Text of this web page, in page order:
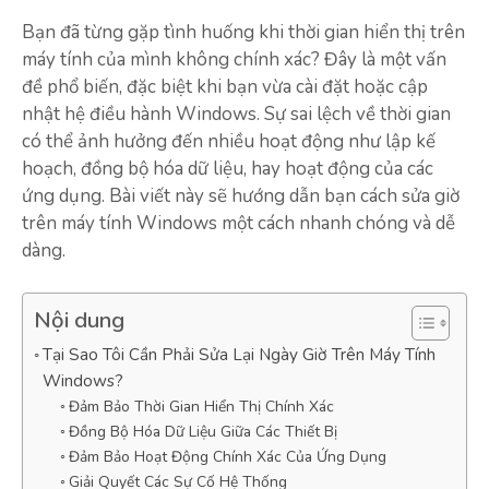
Bạn đã từng gặp tình huống khi thời gian hiển thị trên
máy tính của mình không chính xác? Đây là một vấn
đề phổ biến, đặc biệt khi bạn vừa cài đặt hoặc cập
nhật hệ điều hành Windows. Sự sai lệch về thời gian
có thể ảnh hưởng đến nhiều hoạt động như lập kế
hoạch, đồng bộ hóa dữ liệu, hay hoạt động của các
ứng dụng. Bài viết này sẽ hướng dẫn bạn cách sửa giờ
trên máy tính Windows một cách nhanh chóng và dễ
dàng.
Nội dung
Tại Sao Tôi Cần Phải Sửa Lại Ngày Giờ Trên Máy Tính
Windows?
Đảm Bảo Thời Gian Hiển Thị Chính Xác
Đồng Bộ Hóa Dữ Liệu Giữa Các Thiết Bị
Đảm Bảo Hoạt Động Chính Xác Của Ứng Dụng
Giải Quyết Các Sự Cố Hệ Thống